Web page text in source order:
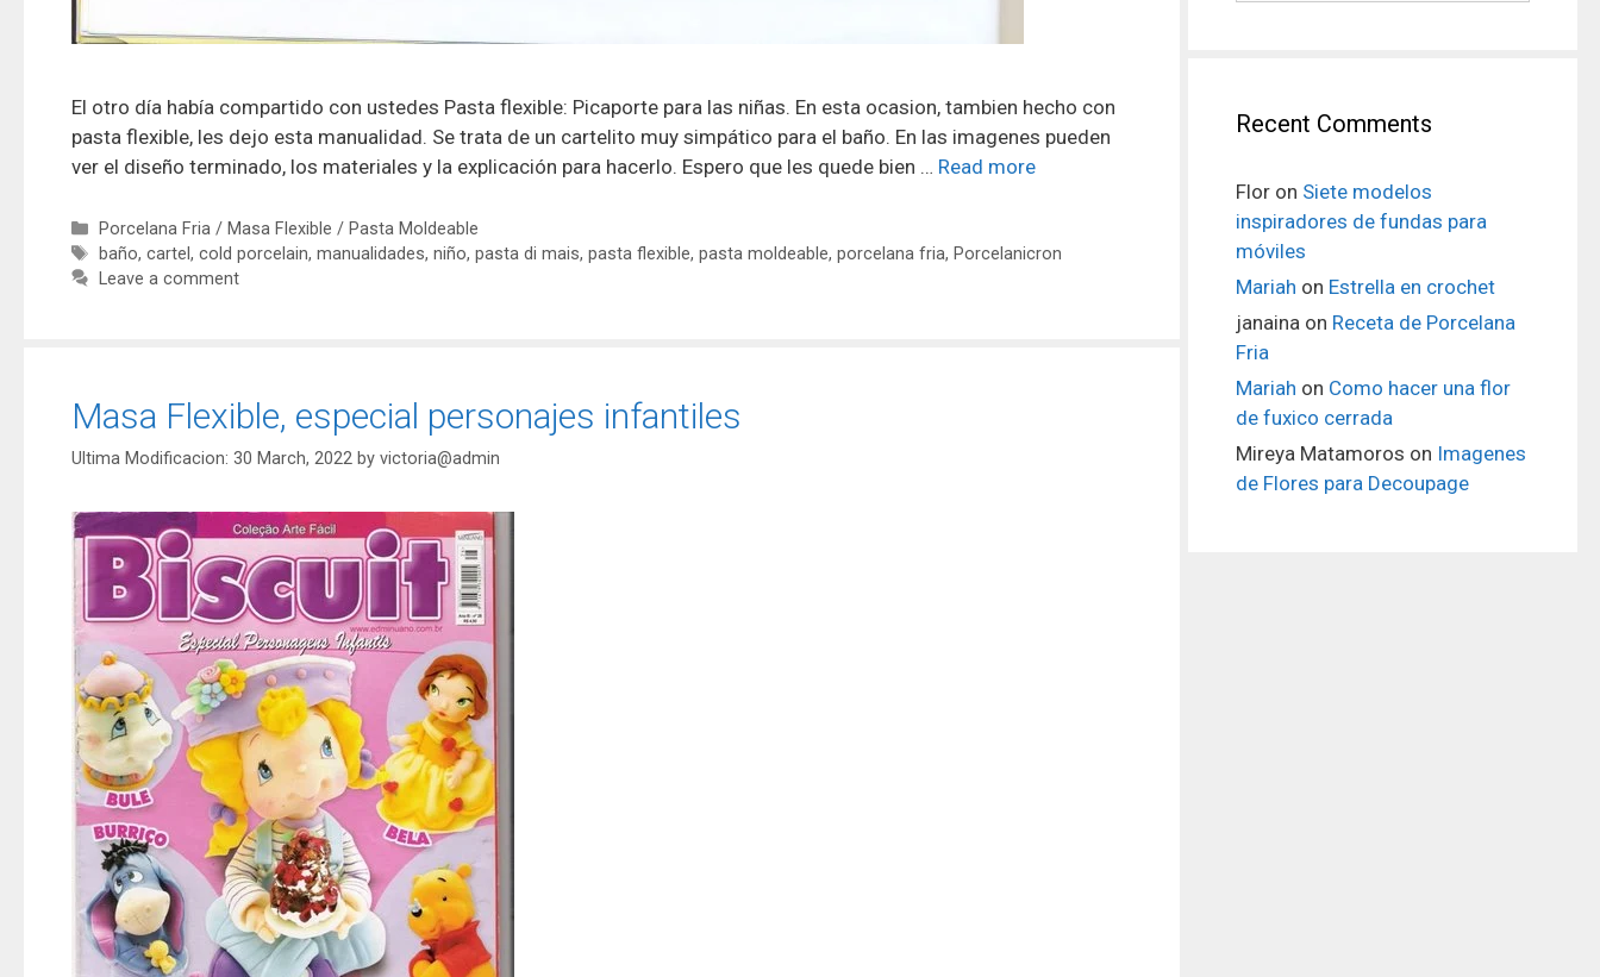
El otro día había compartido con ustedes Pasta flexible: Picaporte para las niñas. En esta ocasion, tambien hecho con
pasta flexible, les dejo esta manualidad. Se trata de un cartelito muy simpático para el baño. En las imagenes pueden
ver el diseño terminado, los materiales y la explicación para hacerlo. Espero que les quede bien … Read more
Porcelana Fria / Masa Flexible / Pasta Moldeable
baño, cartel , cold porcelain, manualidades, niño, pasta di mais, pasta flexible, pasta moldeable, porcelana fria, Porcelanicron
Leave a comment
Masa Flexible, especial personajes infantiles
30 March, 2022 by victoria@admin
Recent Comments
Flor on Siete modelos
inspiradores de fundas para
móviles
Mariah on Estrella en crochet
janaina on Receta de Porcelana
Fria
Mariah on Como hacer una flor
de fuxico cerrada
Mireya Matamoros on Imagenes
de Flores para Decoupage